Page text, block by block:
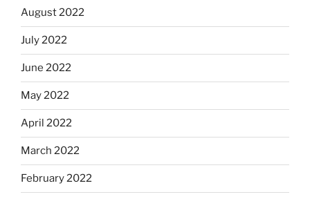
August 2022
July 2022
June 2022
May 2022
April 2022
March 2022
February 2022